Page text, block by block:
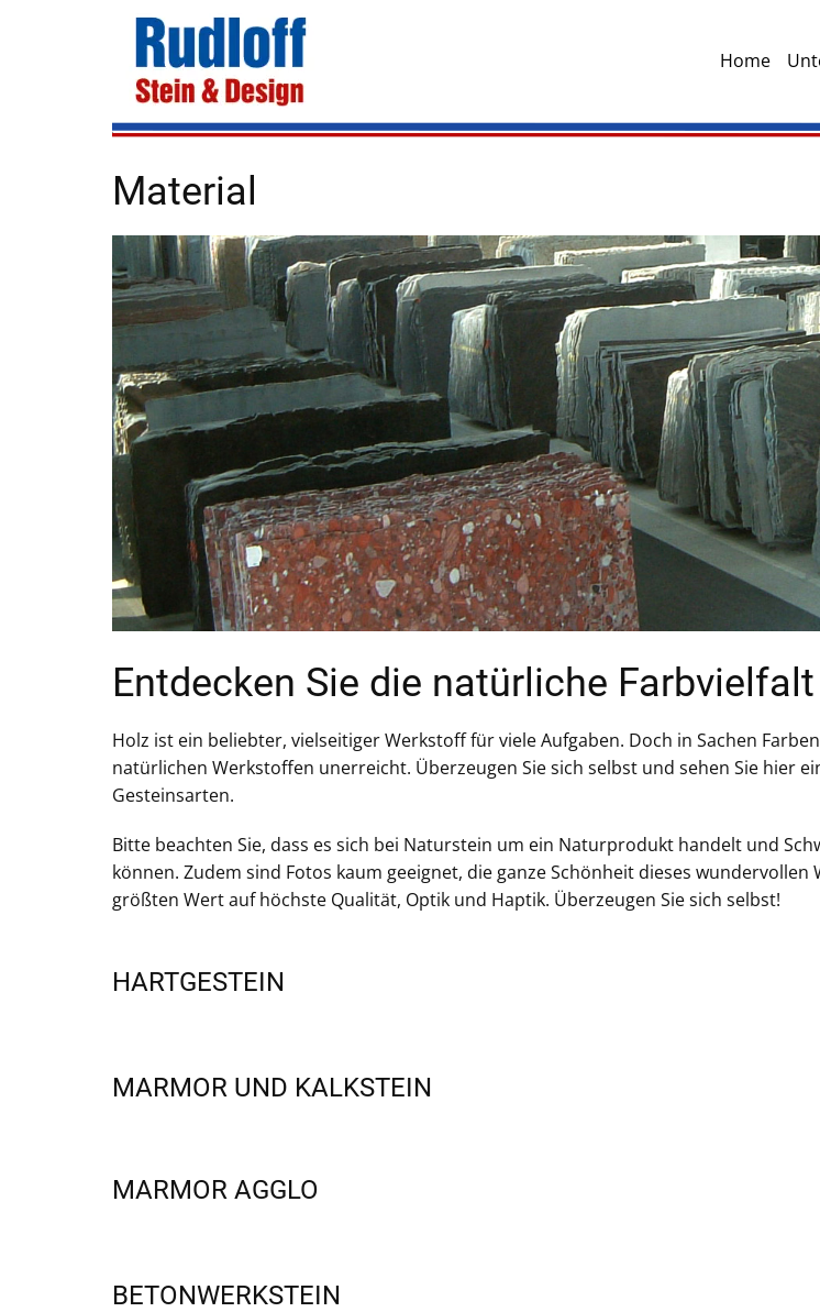
Home
Material
Entdecken Sie die natürliche Farbvielfalt
Holz ist ein beliebter, vielseitiger Werkstoff für viele Aufgaben. Doch in Sachen
natürlichen Werkstoffen unerreicht. Überzeugen Sie sich selbst und sehen Sie hier
Gesteinsarten.
Bitte beachten Sie, dass es sich bei Naturstein um ein Naturprodukt handelt und
können. Zudem sind Fotos kaum geeignet, die ganze Schönheit dieses
größten Wert auf höchste Qualität, Optik und Haptik. Überzeugen Sie sich selbst!
HARTGESTEIN
MARMOR UND KALKSTEIN
MARMOR AGGLO
BETONWERKSTEIN